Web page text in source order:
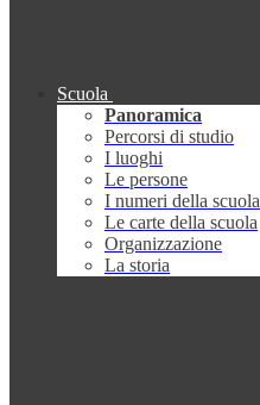
Scuola
Panoramica
Percorsi di studio
I luoghi
Le persone
I numeri della scuola
Le carte della scuola
Organizzazione
La storia